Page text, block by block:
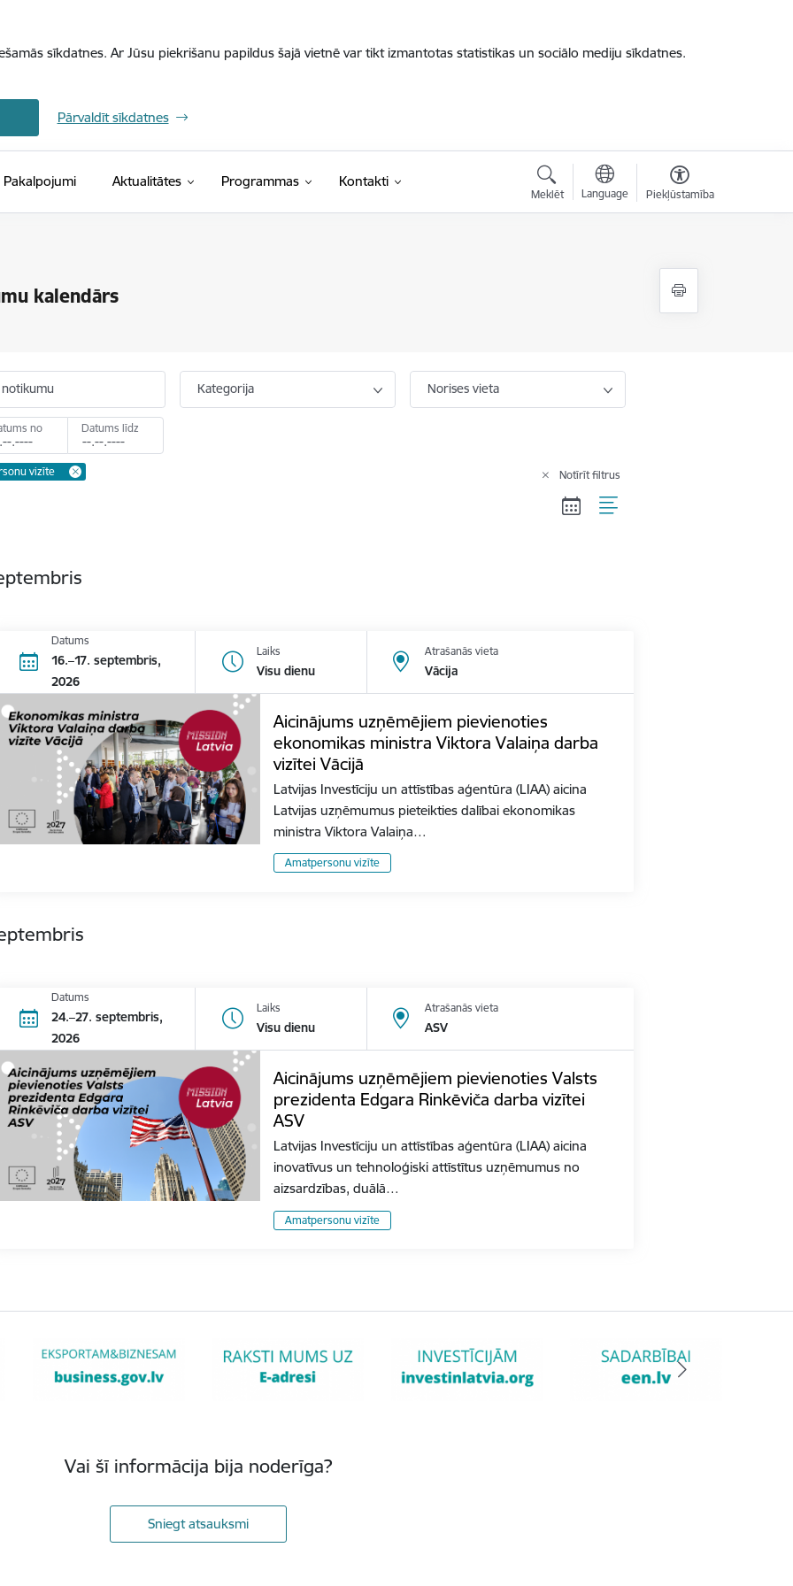
sīkdatnes. Ar Jūsu piekrišanu papildus šajā vietnē var tikt izmantotas statistikas un sociālo mediju sīkdatnes.
Pārvaldīt sīkdatnes
Pakalpojumi Aktualitātes Programmas Kontakti
Meklēt Language Piekļūstamība
kalendārs
Kategorija Norises vieta
no Datums līdz
vizīte Notīrīt filtrus
Datums
16.–17. septembris,
2026
Laiks
Visu dienu
Atrašanās vieta
Vācija
Aicinājums uzņēmējiem pievienoties
ekonomikas ministra Viktora Valaiņa darba
vizītei Vācijā
Latvijas Investīciju un attīstības aģentūra (LIAA) aicina
Latvijas uzņēmumus pieteikties dalībai ekonomikas
ministra Viktora Valaiņa…
Amatpersonu vizīte
Datums
24.–27. septembris,
2026
Laiks
Visu dienu
Atrašanās vieta
ASV
Aicinājums uzņēmējiem pievienoties Valsts
prezidenta Edgara Rinkēviča darba vizītei
ASV
Latvijas Investīciju un attīstības aģentūra (LIAA) aicina
inovatīvus un tehnoloģiski attīstītus uzņēmumus no
aizsardzības, duālā…
Amatpersonu vizīte
Vai šī informācija bija noderīga?
Sniegt atsauksmi